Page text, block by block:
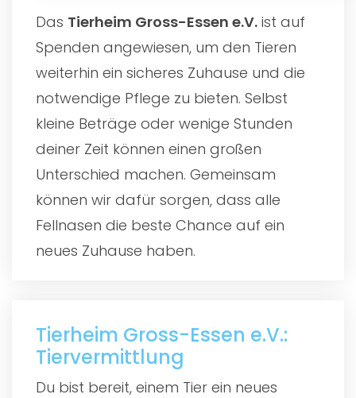
Das Tierheim Gross-Essen e.V. ist auf
Spenden angewiesen, um den Tieren
weiterhin ein sicheres Zuhause und die
notwendige Pflege zu bieten. Selbst
kleine Beträge oder wenige Stunden
deiner Zeit können einen großen
Unterschied machen. Gemeinsam
können wir dafür sorgen, dass alle
Fellnasen die beste Chance auf ein
neues Zuhause haben.
Tierheim Gross-Essen e.V.:
Tiervermittlung
Du bist bereit, einem Tier ein neues